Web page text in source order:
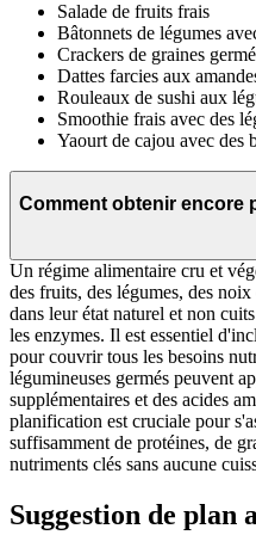
Salade de fruits frais
Bâtonnets de légumes
Crackers de graines
Dattes farcies aux
Rouleaux de sushi aux
Smoothie frais avec des
Yaourt de cajou avec des
Comment obtenir encore
Un régime alimentaire cru et
des fruits, des légumes, des
dans leur état naturel et non
les enzymes. Il est essentiel
pour couvrir tous les besoins
légumineuses germés peuvent
supplémentaires et des acides
planification est cruciale pour
suffisamment de protéines, de
nutriments clés sans aucune
Suggestion de plan